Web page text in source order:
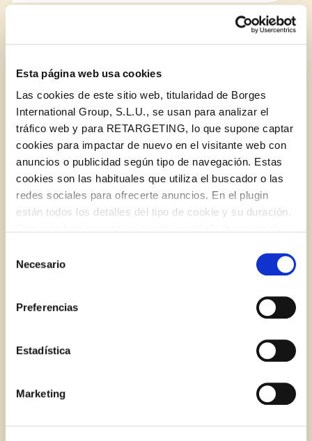
Esta página web usa cookies
Las cookies de este sitio web, titularidad de Borges
International Group, S.L.U., se usan para analizar el
tráfico web y para RETARGETING, lo que supone captar
cookies para impactar de nuevo en el visitante web con
anuncios o publicidad según tipo de navegación. Estas
cookies son las habituales que utiliza el buscador o las
redes sociales para ofrecerte anuncios. En el plugin
están todos los detalles del tipo de cookie y su duración.
la web aparece cómo evitar las cookies en el navegador.
Si se desea ver otra vez esta notificación navegar en
privado y aparecerá de nuevo. Le informamos que aún
no habiendo aceptado las cookies de analytics, Google
identifican de ninguna forma.
Necesario
Preferencias
Estadística
Marketing
Log in with Google